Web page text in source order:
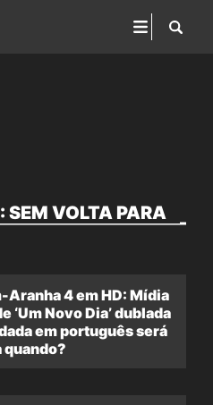
VOLTA PARA
Aranha 4 em HD: Mídia
‘Um Novo Dia’ dublada
em português será
quando?